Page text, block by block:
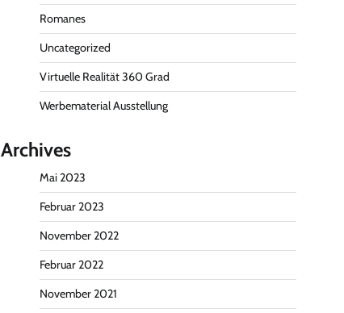
Romanes
Uncategorized
Virtuelle Realität 360 Grad
Werbematerial Ausstellung
Archives
Mai 2023
Februar 2023
November 2022
Februar 2022
November 2021